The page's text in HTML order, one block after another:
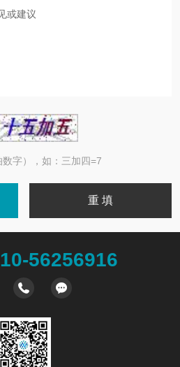
字），如：三加四=7
56256916